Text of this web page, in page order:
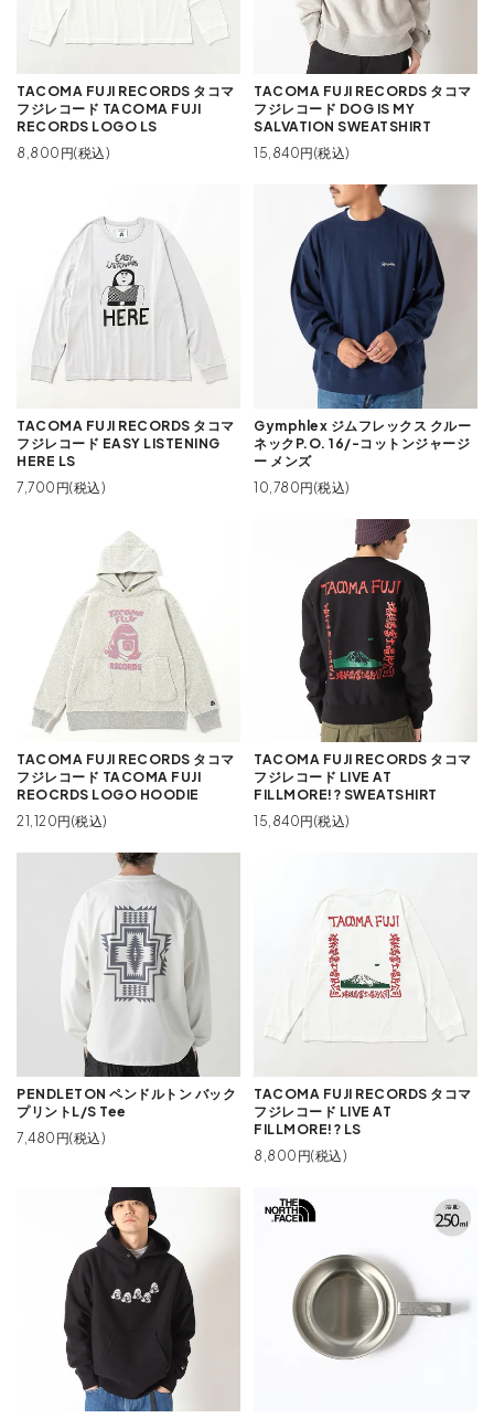
TACOMA FUJI RECORDS タコマ
フジレコード TACOMA FUJI
RECORDS LOGO LS
8,800円(税込)
TACOMA FUJI RECORDS タコマ
フジレコード DOG IS MY
SALVATION SWEATSHIRT
15,840円(税込)
TACOMA FUJI RECORDS タコマ
フジレコード EASY LISTENING
HERE LS
7,700円(税込)
Gymphlex ジムフレックス クルー
ネックP.O. 16/-コットンジャージ
ー メンズ
10,780円(税込)
TACOMA FUJI RECORDS タコマ
フジレコード TACOMA FUJI
REOCRDS LOGO HOODIE
21,120円(税込)
TACOMA FUJI RECORDS タコマ
フジレコード LIVE AT
FILLMORE!? SWEATSHIRT
15,840円(税込)
PENDLETON ペンドルトン バック
プリントL/S Tee
7,480円(税込)
TACOMA FUJI RECORDS タコマ
フジレコード LIVE AT
FILLMORE!? LS
8,800円(税込)